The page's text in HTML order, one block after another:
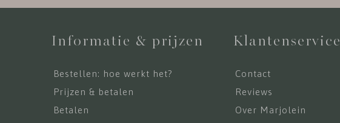
Informatie & prijzen
Bestellen: hoe werkt het?
Prijzen & betalen
Betalen
Klantenservice
Contact
Reviews
Over Marjolein